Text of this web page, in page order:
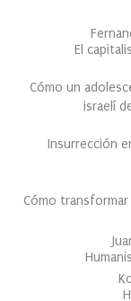
El
Cómo un
israelí
Insurrección
Cómo